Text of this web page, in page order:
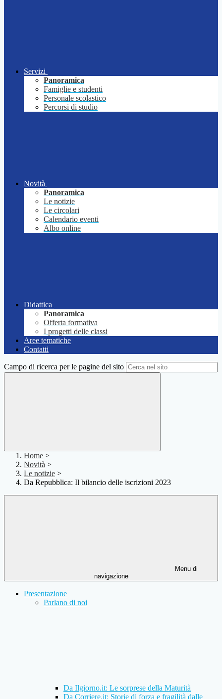
Servizi
Panoramica
Famiglie e studenti
Personale scolastico
Percorsi di studio
Novità
Panoramica
Le notizie
Le circolari
Calendario eventi
Albo online
Didattica
Panoramica
Offerta formativa
I progetti delle classi
Aree tematiche
Contatti
Campo di ricerca per le pagine del sito
Home >
Novità >
Le notizie >
Da Repubblica: Il bilancio delle iscrizioni 2023
Menu di
navigazione
Presentazione
Parlano di noi
Da Ilgiorno.it: Le sorprese della Maturità
Da Corriere.it: Storie di forza e fragilità dalle